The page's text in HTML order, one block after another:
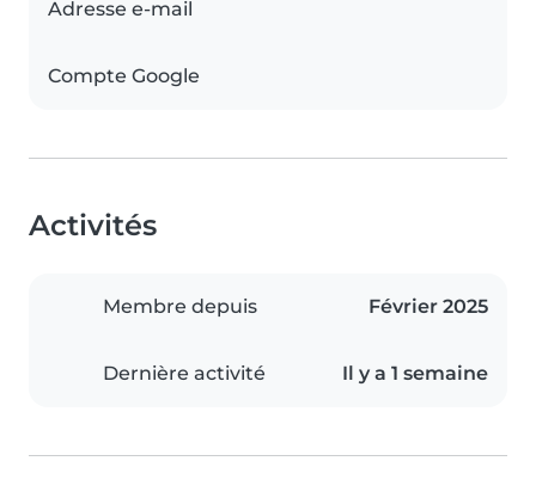
Adresse e-mail
Compte Google
Activités
Membre depuis Février 2025
Dernière activité Il y a 1 semaine